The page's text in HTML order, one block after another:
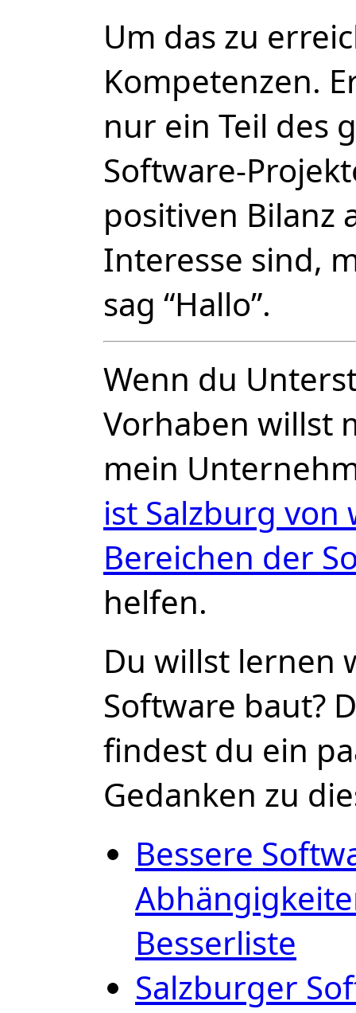
Um das zu
Kompetenzen.
nur ein Teil des
Software-
positiven Bilanz
Interesse sind,
sag “Hallo”.
Wenn du
Vorhaben willst
mein
ist Salzburg von
Bereichen der
helfen.
Du willst lernen
Software baut?
findest du ein
Gedanken zu
Bessere
Besserliste
Salzburger